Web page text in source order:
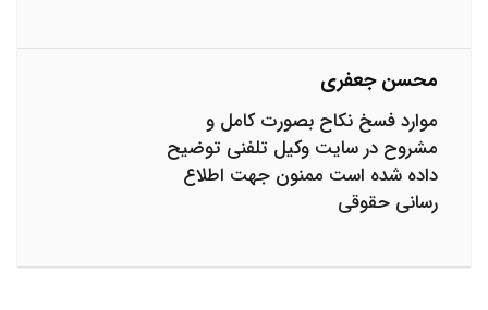
محسن جعفری
موارد فسخ نکاح بصورت کامل و
مشروح در سایت وکیل تلفنی توضیح
داده شده است ممنون جهت اطلاع
رسانی حقوقی